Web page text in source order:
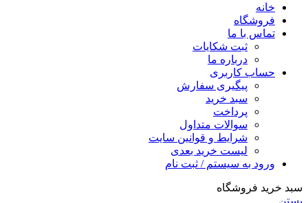
خانه
فروشگاه
تماس با ما
ثبت شکایات
درباره ما
حساب کاربری
پیگیری سفارش
سبد خرید
پرداخت
سوالات متداول
شرایط و قوانین سایت
لیست خرید بعدی
ورود به سیستم / ثبت نام
سبد خرید فروشگاه
بستن